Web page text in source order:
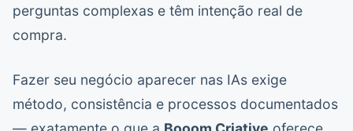
perguntas complexas e têm intenção real de
compra.
Fazer seu negócio aparecer nas IAs exige
método, consistência e processos documentados